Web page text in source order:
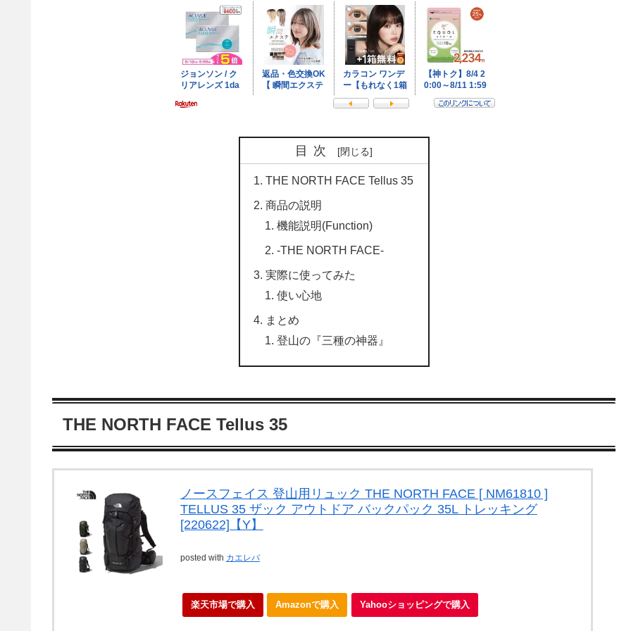
目次
THE NORTH FACE Tellus 35
商品の説明
機能説明(Function)
-THE NORTH FACE-
実際に使ってみた
使い心地
まとめ
登山の『三種の神器』
THE NORTH FACE Tellus 35
ノースフェイス 登山用リュック THE NORTH FACE [ NM61810 ]
TELLUS 35 ザック アウトドア バックパック 35L トレッキング
[220622]【Y】
posted with カエレバ
楽天市場で購入 Amazonで購入 Yahooショッピングで購入